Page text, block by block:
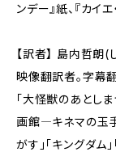
ンデー』紙、『カイ
【訳者】 島内哲朗(
映像翻訳者。字幕
「大怪獣のあとしま
画館―キネマの玉手
がす」「キングダム